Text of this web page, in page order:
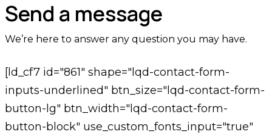
Send a message
We’re here to answer any question you may have.
[ld_cf7 id="861" shape="lqd-contact-form-
inputs-underlined" btn_size="lqd-contact-form-
button-lg" btn_width="lqd-contact-form-
button-block" use_custom_fonts_input="true"